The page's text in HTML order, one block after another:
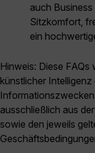
auch
Sitzkomfort,
ein
Hinweis: Diese
künstlicher
ausschließlich aus
sowie den jeweils